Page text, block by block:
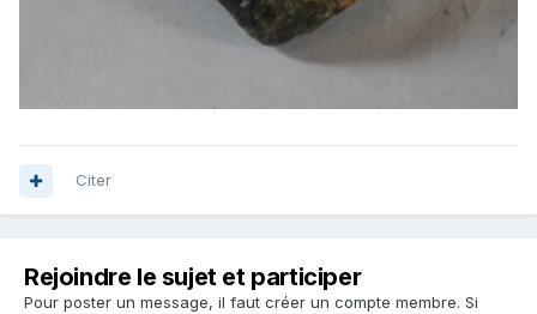
Citer
Rejoindre le sujet et participer
Pour poster un message, il faut créer un compte membre. Si